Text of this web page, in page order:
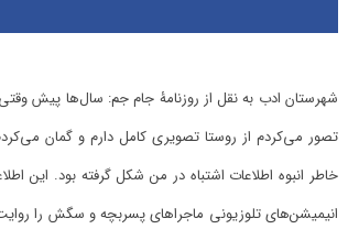
شهرستان ادب به نقل از روزنامۀ جام جم: سال‌ها پیش
تصور می‌کردم از روستا تصویری کامل دارم و گمان
خاطر انبوه اطلاعات اشتباه در من شکل گرفته بود. این
انیمیشن‌های تلوزیونی ماجراهای پسربچه و سگش را